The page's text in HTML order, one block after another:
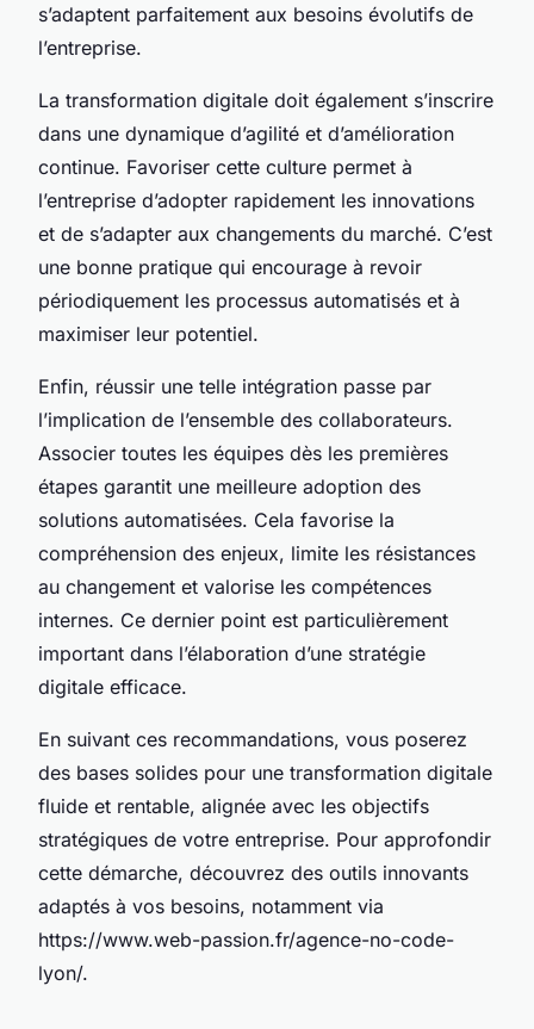
s’adaptent parfaitement aux besoins évolutifs de
l’entreprise.
La transformation digitale doit également s’inscrire
dans une dynamique d’agilité et d’amélioration
continue. Favoriser cette culture permet à
l’entreprise d’adopter rapidement les innovations
et de s’adapter aux changements du marché. C’est
une bonne pratique qui encourage à revoir
périodiquement les processus automatisés et à
maximiser leur potentiel.
Enfin, réussir une telle intégration passe par
l’implication de l’ensemble des collaborateurs.
Associer toutes les équipes dès les premières
étapes garantit une meilleure adoption des
solutions automatisées. Cela favorise la
compréhension des enjeux, limite les résistances
au changement et valorise les compétences
internes. Ce dernier point est particulièrement
important dans l’élaboration d’une stratégie
digitale efficace.
En suivant ces recommandations, vous poserez
des bases solides pour une transformation digitale
fluide et rentable, alignée avec les objectifs
stratégiques de votre entreprise. Pour approfondir
cette démarche, découvrez des outils innovants
adaptés à vos besoins, notamment via
https://www.web-passion.fr/agence-no-code-
lyon/.